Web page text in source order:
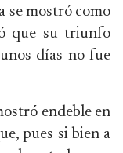
se mostró como
que su triunfo
días no fue
endeble en
pues si bien a